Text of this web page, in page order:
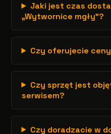
Jaki jest czas
„Wytwornice mgły”?
Czy oferujecie
Czy sprzęt jest
serwisem?
Czy doradzacie w